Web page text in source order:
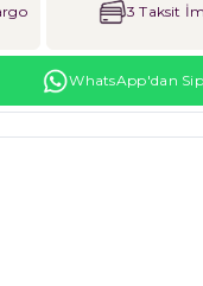
3 Taksit
WhatsApp'dan